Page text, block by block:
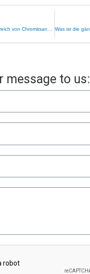
message to us: